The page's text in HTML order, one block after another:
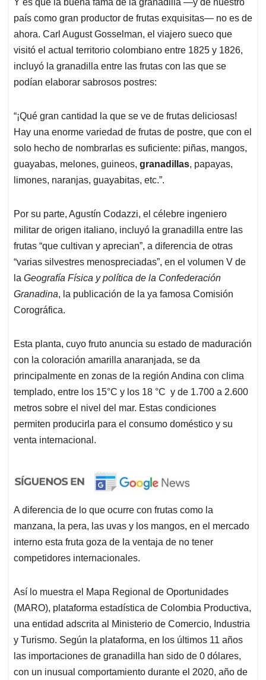
Y es que la buena fama de la granadilla —y de nuestro
país como gran productor de frutas exquisitas— no es de
ahora. Carl August Gosselman, el viajero sueco que
visitó el actual territorio colombiano entre 1825 y 1826,
incluyó la granadilla entre las frutas con las que se
podían elaborar sabrosos postres:
“¡Qué gran cantidad la que se ve de frutas deliciosas!
Hay una enorme variedad de frutas de postre, que con el
solo hecho de nombrarlas es suficiente: piñas, mangos,
guayabas, melones, guineos, granadillas, papayas,
limones, naranjas, guayabitas, etc.”.
Por su parte, Agustín Codazzi, el célebre ingeniero
militar de origen italiano, incluyó la granadilla entre las
frutas “que cultivan y aprecian”, a diferencia de otras
“varias silvestres menospreciadas”, en el volumen V de
la Geografía Física y política de la Confederación
Granadina, la publicación de la ya famosa Comisión
Corográfica.
Esta planta, cuyo fruto anuncia su estado de maduración
con la coloración amarilla anaranjada, se da
principalmente en zonas de la región Andina con clima
templado, entre los 15°C y los 18 °C y de 1.700 a 2.600
metros sobre el nivel del mar. Estas condiciones
permiten producirla para el consumo doméstico y su
venta internacional.
A diferencia de lo que ocurre con frutas como la
manzana, la pera, las uvas y los mangos, en el mercado
interno esta fruta goza de la ventaja de no tener
competidores internacionales.
Así lo muestra el Mapa Regional de Oportunidades
(MARO), plataforma estadística de Colombia Productiva,
una entidad adscrita al Ministerio de Comercio, Industria
y Turismo. Según la plataforma, en los últimos 11 años
las importaciones de granadilla han sido de 0 dólares,
con un inusual comportamiento durante el 2020, año de